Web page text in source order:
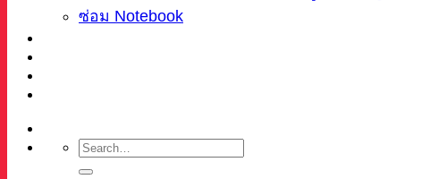
ซ่อม Notebook